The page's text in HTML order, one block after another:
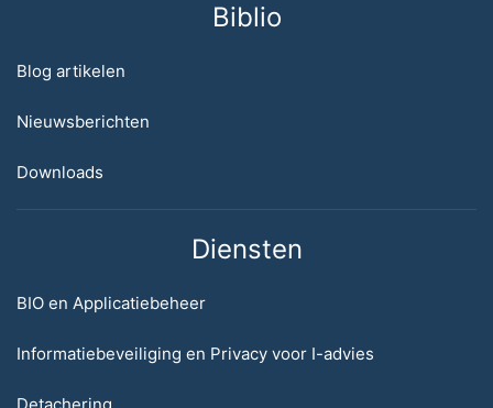
Biblio
Blog artikelen
Nieuwsberichten
Downloads
Diensten
BIO en Applicatiebeheer
Informatiebeveiliging en Privacy voor I-advies